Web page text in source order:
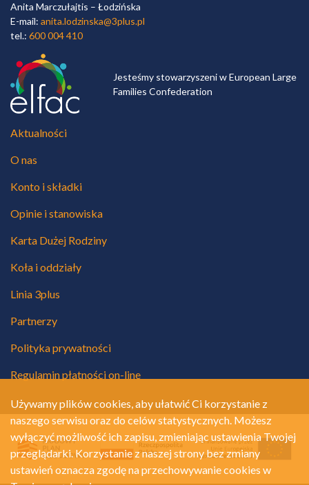
Anita Marczułajtis – Łodzińska
E-mail: anita.lodzinska@3plus.pl
tel.: 600 004 410
Jesteśmy stowarzyszeni w European Large
Families Confederation
Aktualności
O nas
Konto i składki
Opinie i stanowiska
Karta Dużej Rodziny
Koła i oddziały
Linia 3plus
Partnerzy
Polityka prywatności
Regulamin płatności on-line
Używamy plików cookies, aby ułatwić Ci korzystanie z
naszego serwisu oraz do celów statystycznych. Możesz
wyłączyć możliwość ich zapisu, zmieniając ustawienia Twojej
przeglądarki. Korzystanie z naszej strony bez zmiany
ustawień oznacza zgodę na przechowywanie cookies w